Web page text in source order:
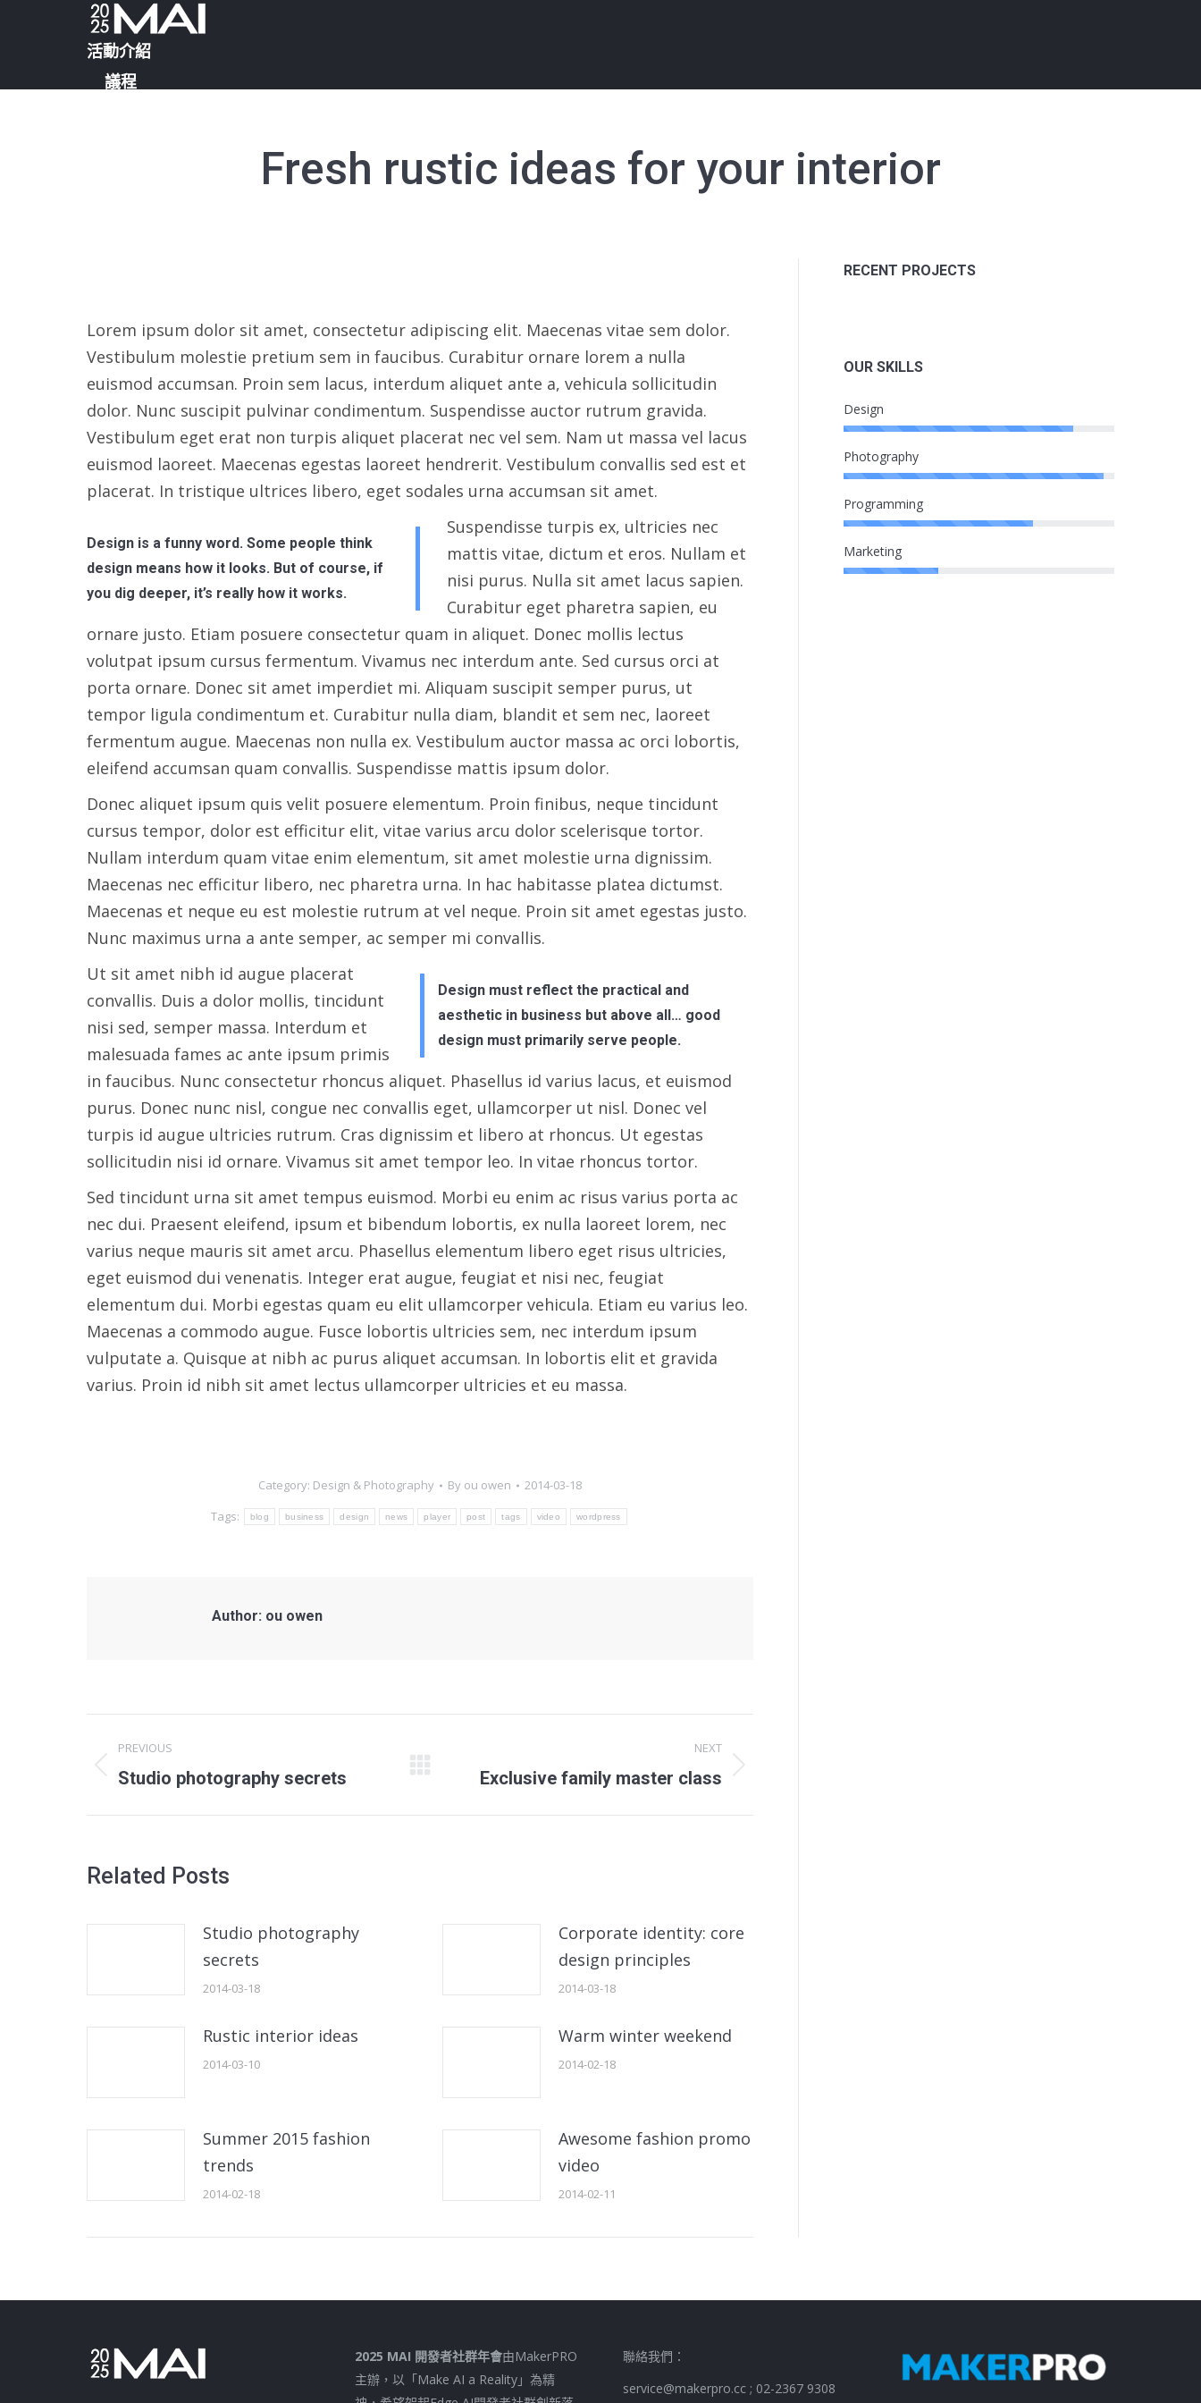
活動介紹
議程
Fresh rustic ideas for your interior
Lorem ipsum dolor sit amet, consectetur adipiscing elit. Maecenas vitae sem dolor.
Vestibulum molestie pretium sem in faucibus. Curabitur ornare lorem a nulla
euismod accumsan. Proin sem lacus, interdum aliquet ante a, vehicula sollicitudin
dolor. Nunc suscipit pulvinar condimentum. Suspendisse auctor rutrum gravida.
Vestibulum eget erat non turpis aliquet placerat nec vel sem. Nam ut massa vel lacus
euismod laoreet. Maecenas egestas laoreet hendrerit. Vestibulum convallis sed est et
placerat. In tristique ultrices libero, eget sodales urna accumsan sit amet.
Design is a funny word. Some people think
design means how it looks. But of course, if
you dig deeper, it’s really how it works.
Suspendisse turpis ex, ultricies nec
mattis vitae, dictum et eros. Nullam et
nisi purus. Nulla sit amet lacus sapien.
Curabitur eget pharetra sapien, eu
ornare justo. Etiam posuere consectetur quam in aliquet. Donec mollis lectus
volutpat ipsum cursus fermentum. Vivamus nec interdum ante. Sed cursus orci at
porta ornare. Donec sit amet imperdiet mi. Aliquam suscipit semper purus, ut
tempor ligula condimentum et. Curabitur nulla diam, blandit et sem nec, laoreet
fermentum augue. Maecenas non nulla ex. Vestibulum auctor massa ac orci lobortis,
eleifend accumsan quam convallis. Suspendisse mattis ipsum dolor.
Donec aliquet ipsum quis velit posuere elementum. Proin finibus, neque tincidunt
cursus tempor, dolor est efficitur elit, vitae varius arcu dolor scelerisque tortor.
Nullam interdum quam vitae enim elementum, sit amet molestie urna dignissim.
Maecenas nec efficitur libero, nec pharetra urna. In hac habitasse platea dictumst.
Maecenas et neque eu est molestie rutrum at vel neque. Proin sit amet egestas justo.
Nunc maximus urna a ante semper, ac semper mi convallis.
Design must reflect the practical and
aesthetic in business but above all… good
design must primarily serve people.
Ut sit amet nibh id augue placerat
convallis. Duis a dolor mollis, tincidunt
nisi sed, semper massa. Interdum et
malesuada fames ac ante ipsum primis
in faucibus. Nunc consectetur rhoncus aliquet. Phasellus id varius lacus, et euismod
purus. Donec nunc nisl, congue nec convallis eget, ullamcorper ut nisl. Donec vel
turpis id augue ultricies rutrum. Cras dignissim et libero at rhoncus. Ut egestas
sollicitudin nisi id ornare. Vivamus sit amet tempor leo. In vitae rhoncus tortor.
Sed tincidunt urna sit amet tempus euismod. Morbi eu enim ac risus varius porta ac
nec dui. Praesent eleifend, ipsum et bibendum lobortis, ex nulla laoreet lorem, nec
varius neque mauris sit amet arcu. Phasellus elementum libero eget risus ultricies,
eget euismod dui venenatis. Integer erat augue, feugiat et nisi nec, feugiat
elementum dui. Morbi egestas quam eu elit ullamcorper vehicula. Etiam eu varius leo.
Maecenas a commodo augue. Fusce lobortis ultricies sem, nec interdum ipsum
vulputate a. Quisque at nibh ac purus aliquet accumsan. In lobortis elit et gravida
varius. Proin id nibh sit amet lectus ullamcorper ultricies et eu massa.
Category: Design & Photography By ou owen
2014-03-18
Tags:
blog business design news player post tags video wordpress
Author: ou owen
navigation
PREVIOUS
Previous
Studio photography secrets
NEXT
NextExclusive family master class
Related Posts
Studio photography
secrets
2014-03-18
Corporate identity: core
design principles
2014-03-18
Rustic interior ideas
2014-03-10
Warm winter weekend
2014-02-18
Summer 2015 fashion
trends
2014-02-18
Awesome fashion promo
video
2014-02-11
RECENT PROJECTS
OUR SKILLS
Design
Photography
Programming
Marketing
2025 MAI 開發者社群年會由MakerPRO
主辦，以「Make AI a Reality」為精
聯絡我們：
service@makerpro.cc ; 02-2367 9308